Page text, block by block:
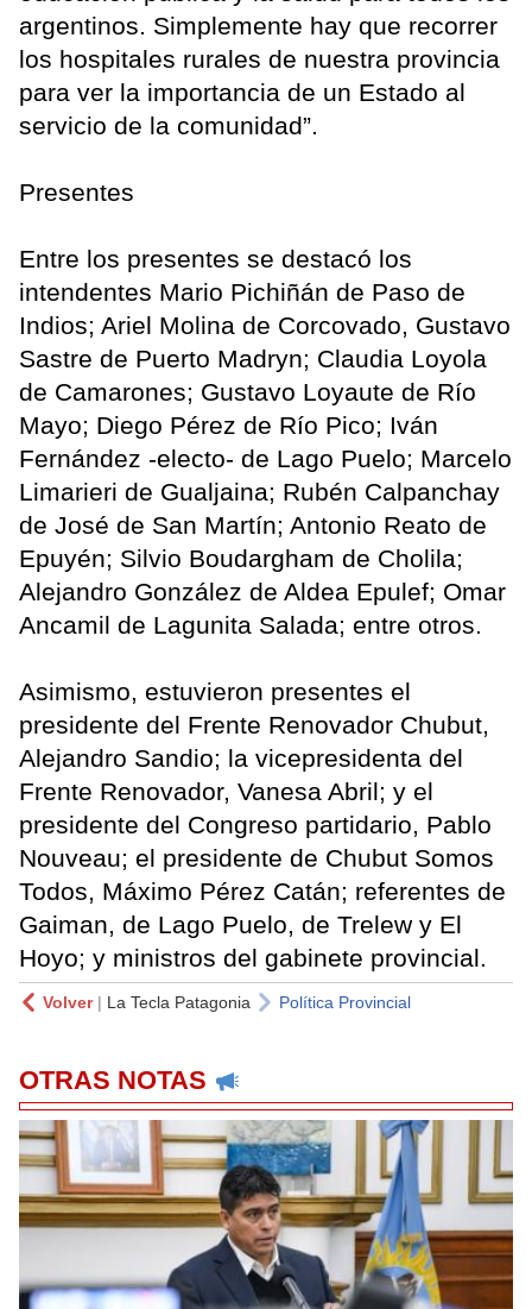
argentinos. Simplemente hay que recorrer
los hospitales rurales de nuestra provincia
para ver la importancia de un Estado al
servicio de la comunidad”.
Presentes
Entre los presentes se destacó los
intendentes Mario Pichiñán de Paso de
Indios; Ariel Molina de Corcovado, Gustavo
Sastre de Puerto Madryn; Claudia Loyola
de Camarones; Gustavo Loyaute de Río
Mayo; Diego Pérez de Río Pico; Iván
Fernández -electo- de Lago Puelo; Marcelo
Limarieri de Gualjaina; Rubén Calpanchay
de José de San Martín; Antonio Reato de
Epuyén; Silvio Boudargham de Cholila;
Alejandro González de Aldea Epulef; Omar
Ancamil de Lagunita Salada; entre otros.
Asimismo, estuvieron presentes el
presidente del Frente Renovador Chubut,
Alejandro Sandio; la vicepresidenta del
Frente Renovador, Vanesa Abril; y el
presidente del Congreso partidario, Pablo
Nouveau; el presidente de Chubut Somos
Todos, Máximo Pérez Catán; referentes de
Gaiman, de Lago Puelo, de Trelew y El
Hoyo; y ministros del gabinete provincial.
Volver| La Tecla Patagonia Política Provincial
OTRAS NOTAS